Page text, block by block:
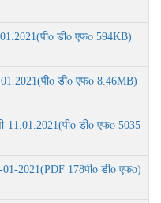
पीo डीo एफo 594KB)
पीo डीo एफo 8.46MB)
11.01.2021(पीo डीo एफo 5035
01-2021(PDF 178पीo डीo एफo)